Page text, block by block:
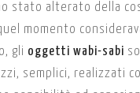
stato alterato della
momento
gli oggetti wabi-sabi
semplici, realizzati